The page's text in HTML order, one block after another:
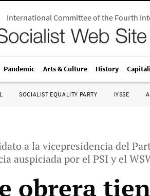
International Committee of the Fourth
Pandemic Arts & Culture History
SOCIALIST EQUALITY PARTY IYSSE
a la vicepresidencia del
auspiciada por el PSI y el
obrera